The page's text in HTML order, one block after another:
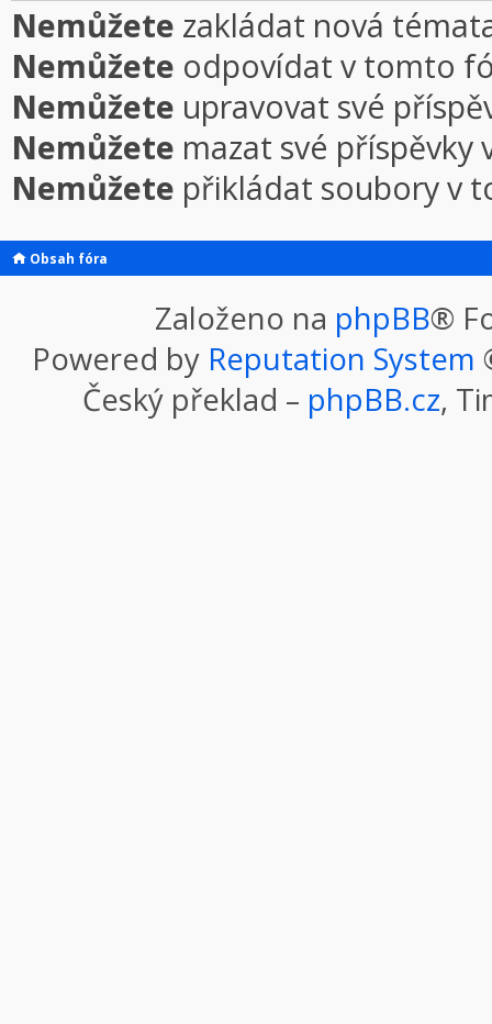
Nemůžete zakládat nová
Nemůžete odpovídat v tomto
Nemůžete upravovat své
Nemůžete mazat své
Nemůžete přikládat soubory v
Obsah fóra
Založeno na phpBB®
Powered by Reputation System
Český překlad – phpBB.cz,